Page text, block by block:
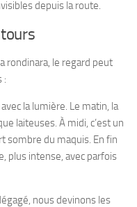
depuis la route.
rondinara, le regard peut
:
la lumière. Le matin, la
laiteuses. À midi, c’est un
sombre du maquis. En fin
plus intense, avec parfois
nous devinons les